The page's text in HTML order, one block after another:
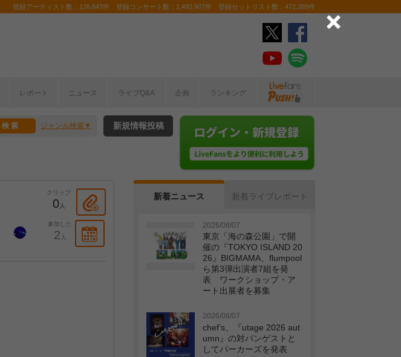
登録アーティスト数：126,647件 登録コンサート数：1,492,907件 登録セットリスト数：472,269件
レポート ニュース ライブQ&A 企画 ランキング
ジャンル検索 新規情報投稿
クリップ
0人
参加した
2 人
新着ニュース 新着ライブレポート
2026/08/07
東京「海の森公園」で開
催の『TOKYO ISLAND 20
26』BIGMAMA、flumpool
ら第3弾出演者7組を発
表 ワークショップ・ア
ート出展者を募集
2026/08/07
chef’s、『utage 2026 aut
umn』の対バンゲストと
してパーカーズを発表